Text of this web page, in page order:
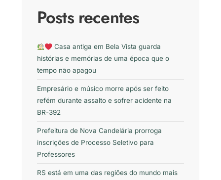
Posts recentes
Casa antiga em Bela Vista guarda
histórias e memórias de uma época que o
tempo não apagou
Empresário e músico morre após ser feito
refém durante assalto e sofrer acidente na
BR-392
Prefeitura de Nova Candelária prorroga
inscrições de Processo Seletivo para
Professores
RS está em uma das regiões do mundo mais